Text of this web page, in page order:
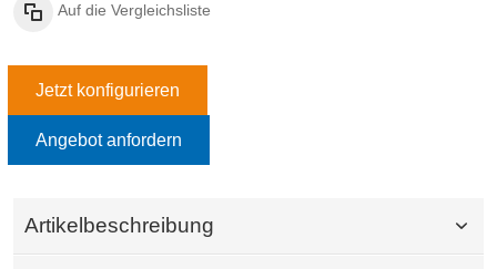
Auf die Vergleichsliste
Jetzt konfigurieren
Angebot anfordern
Artikelbeschreibung